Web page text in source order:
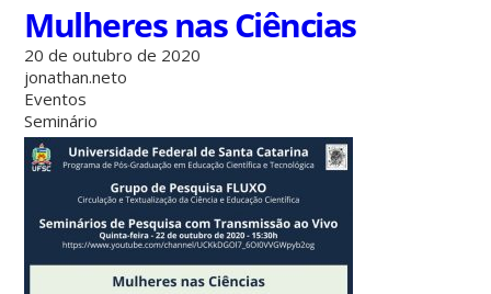
Mulheres nas Ciências
20 de outubro de 2020
jonathan.neto
Eventos
Seminário